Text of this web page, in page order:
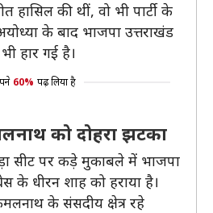
हासिल की थीं, वो भी पार्टी के
के बाद भाजपा उत्तराखंड
हार गई है।
60% पढ़ लिया है
को दोहरा झटका
सीट पर कड़े मुकाबले में भाजपा
के धीरन शाह को हराया है।
के संसदीय क्षेत्र रहे